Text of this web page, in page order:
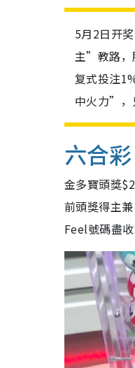
5月2日开
主”教路，
复式投注
中火力”，
六合
金多寶頭獎
前頭獎得主
Feel號碼盡